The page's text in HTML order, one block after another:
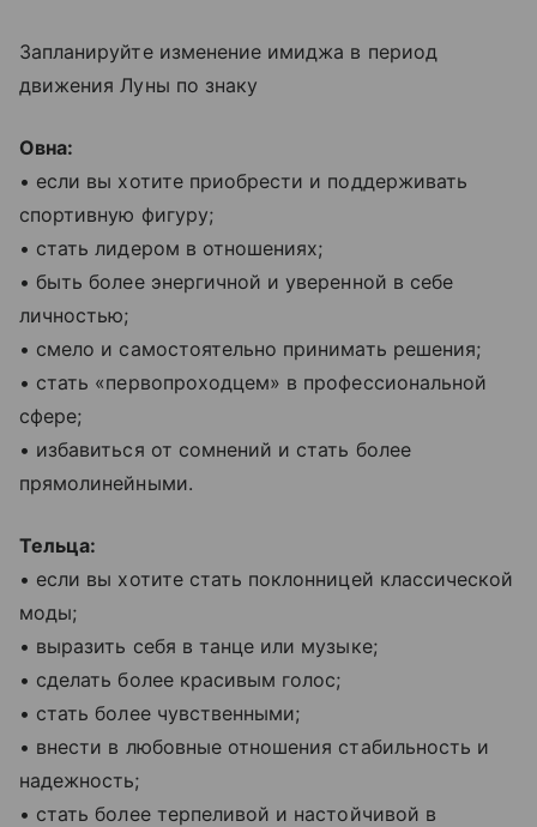
Запланируйте изменение имиджа в период
движения Луны по знаку
Овна:
• если вы хотите приобрести и поддерживать
спортивную фигуру;
• стать лидером в отношениях;
• быть более энергичной и уверенной в себе
личностью;
• смело и самостоятельно принимать решения;
• стать «первопроходцем» в профессиональной
сфере;
• избавиться от сомнений и стать более
прямолинейными.
Тельца:
• если вы хотите стать поклонницей классической
моды;
• выразить себя в танце или музыке;
• сделать более красивым голос;
• стать более чувственными;
• внести в любовные отношения стабильность и
надежность;
• стать более терпеливой и настойчивой в